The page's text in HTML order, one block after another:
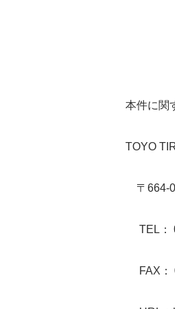
本件に関
TOYO
〒664-
TEL：
FAX：